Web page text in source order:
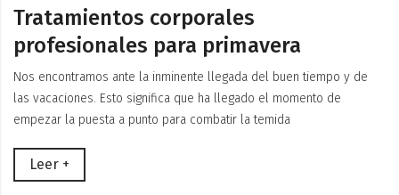
Tratamientos corporales
profesionales para primavera
Nos encontramos ante la inminente llegada del buen tiempo y de
las vacaciones. Esto significa que ha llegado el momento de
empezar la puesta a punto para combatir la temida
Leer +